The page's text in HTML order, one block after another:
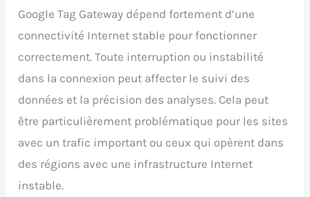
Google Tag Gateway dépend fortement d’une
connectivité Internet stable pour fonctionner
correctement. Toute interruption ou instabilité
dans la connexion peut affecter le suivi des
données et la précision des analyses. Cela peut
être particulièrement problématique pour les sites
avec un trafic important ou ceux qui opèrent dans
des régions avec une infrastructure Internet
instable.